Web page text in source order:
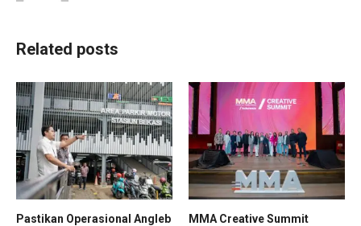
Related posts
Pastikan Operasional Angleb
MMA Creative Summit